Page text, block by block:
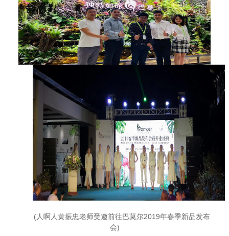
(人啊人黄振忠老师受邀前往巴莫尔2019年春季新品发布
会)